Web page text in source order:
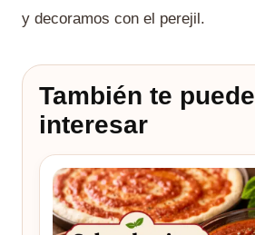
y decoramos con el perejil.
También te puede
interesar